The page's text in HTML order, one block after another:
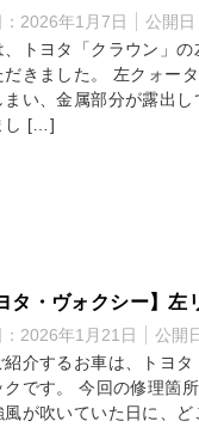
2026年1月7日 公開日
、トヨタ「クラウン」
だきました。 左クォー
まい、金属部分が露出
し […]
タ・ヴォクシー】左
2026年1月21日 公開
紹介するお車は、トヨ
クです。 今回の修理箇
風が吹いていた日に、